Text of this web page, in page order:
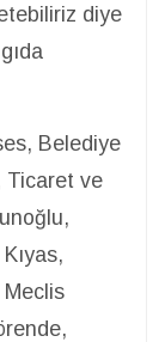
diye
Belediye
Ticaret ve
Meclis